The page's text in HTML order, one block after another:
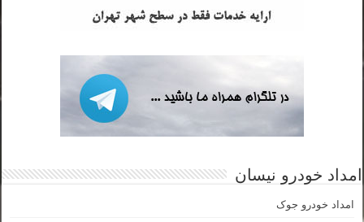
امداد خودرو نیسان
امداد خودرو جوک